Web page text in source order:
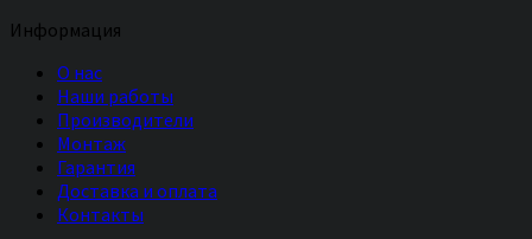
Информация
О нас
Наши работы
Производители
Монтаж
Гарантия
Доставка и оплата
Контакты